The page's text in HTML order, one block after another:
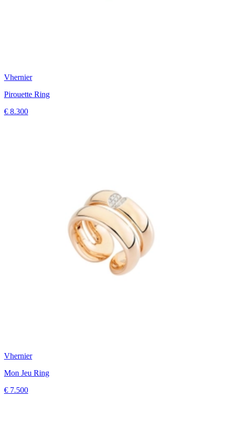
Vhernier
Pirouette Ring
€ 8.300
Vhernier
Mon Jeu Ring
€ 7.500